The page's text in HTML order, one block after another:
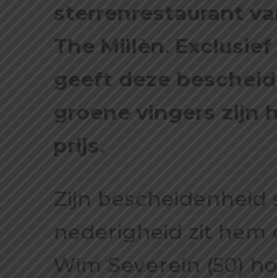
sterrenrestaurant
The Millèn. Exclusief
geeft deze
groene vingers zijn
prijs.
Zijn bescheidenheid
nederigheid zit hem
Wim Severein (50)